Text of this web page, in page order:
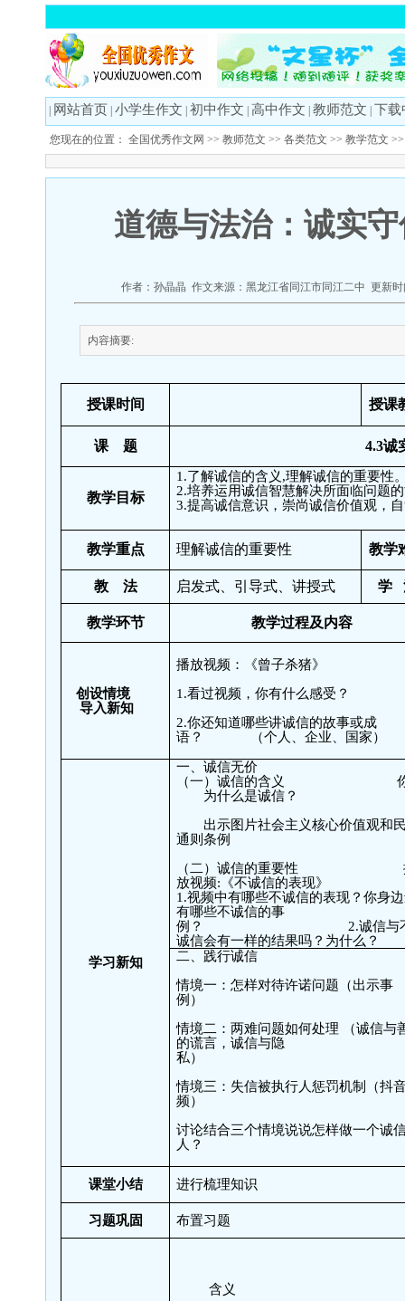
网站首页 小学生作文 初中作文 高中作文 教师范文 下载
您现在的位置： 全国优秀作文网 >> 教师范文 >> 各类范文 >> 教学范文
道德与法治：诚实
作者：孙晶晶 作文来源：黑龙江省同江市同江二中 更新
内容摘要:
授课时间 授课
课 题 4.3诚
教学目标
1.了解诚信的含义,理解诚信的重要性
2.培养运用诚信智慧解决所面临问题
3.提高诚信意识，崇尚诚信价值观，
教学重点 理解诚信的重要性 教学
教 法 启发式、引导式、讲授式 学
教学环节 教学过程及内容
创设情境
导入新知
播放视频：《曾子杀猪》
1.看过视频，你有什么感受？
2.你还知道哪些讲诚信的故事或成
语？
（个人、企业、国家）
学习新知
一、诚信无价
（一）诚信的含义
为什么是诚信？
出示图片社会主义核心价值观和
通则条例
（二）诚信的重要性
放视频: 《不诚信的表现》
1.视频中有哪些不诚信的表现？你身
有哪些不诚信的事
例？
2.诚信与
诚信会有一样的结果吗？为什么？
二、践行诚信
情境一：怎样对待许诺问题（出示事
例）
情境二：两难问题如何处理 （诚信与
的谎言，诚信与隐
私）
情境三：失信被执行人惩罚机制（抖
频）
讨论结合三个情境说说怎样做一个诚
人？
课堂小结 进行梳理知识
习题巩固 布置习题
含义